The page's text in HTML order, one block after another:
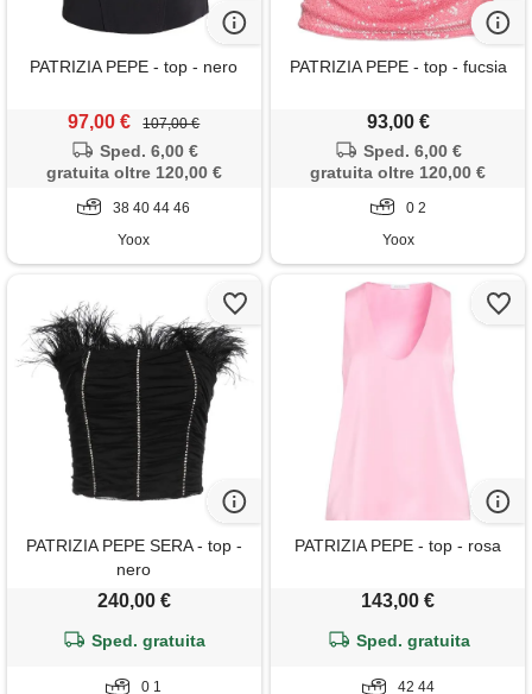
PATRIZIA PEPE - top - nero
97,00 € 107,00 €
Sped. 6,00 €
gratuita oltre 120,00 €
38 40 44 46
Yoox
PATRIZIA PEPE - top - fucsia
93,00 €
Sped. 6,00 €
gratuita oltre 120,00 €
0 2
Yoox
PATRIZIA PEPE SERA - top -
nero
240,00 €
Sped. gratuita
0 1
PATRIZIA PEPE - top - rosa
143,00 €
Sped. gratuita
42 44